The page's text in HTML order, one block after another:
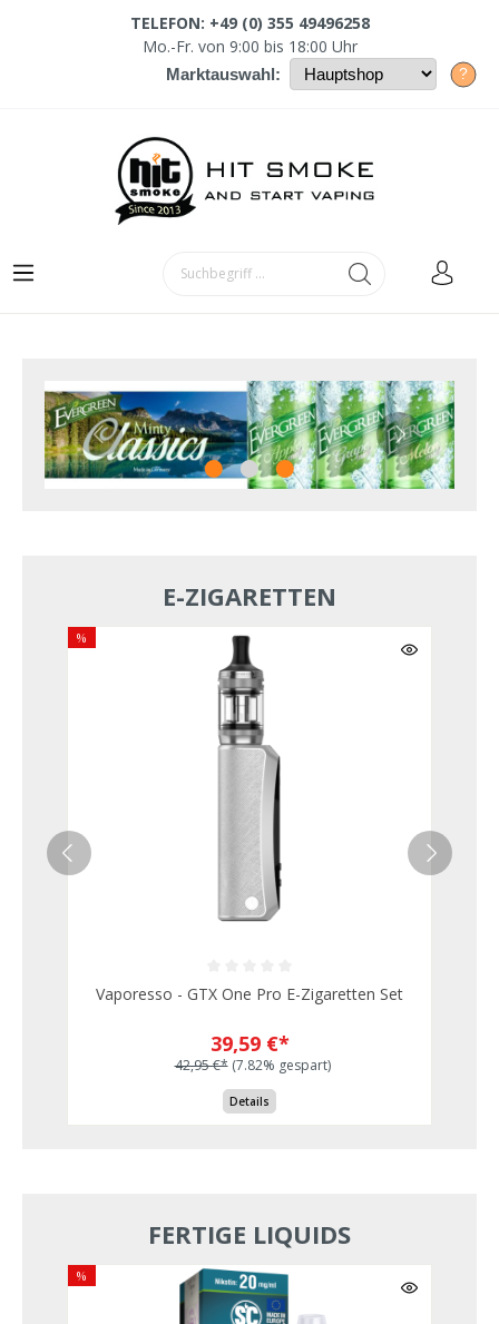
TELEFON: +49 (0) 355 49496258
Mo.-Fr. von 9:00 bis 18:00 Uhr
Marktauswahl: ?
E-ZIGARETTEN
%
Vaporesso - GTX One Pro E-Zigaretten Set
39,59 €*
42,95 €* (7.82% gespart)
Details
FERTIGE LIQUIDS
%